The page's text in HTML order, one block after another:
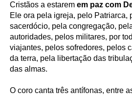
Cristãos a estarem em paz com
Ele ora pela igreja, pelo Patriarca,
sacerdócio, pela congregação,
autoridades, pelos militares, por
viajantes, pelos sofredores, pelos
da terra, pela libertação das
das almas.
O coro canta três antífonas, entre